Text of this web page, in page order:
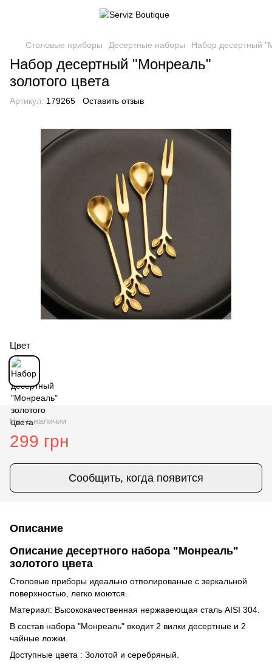
Столовые приборы Десертные наборы Набор десертный
Набор десертный "Монреаль"
золотого цвета
Артикул: 179265 Оставить отзыв
Цвет
Нет в наличии
299 грн
Сообщить, когда появится
Описание
Описание десертного набора "Монреаль"
золотого цвета
Столовые приборы идеально отполированые с зеркальной
поверхностью, легко моются.
Материал: Высококачественная нержавеющая сталь AISI 304.
В состав набора "Монреаль" входит 2 вилки десертные и 2
чайные ложки.
Доступные цвета : Золотой и серебряный.